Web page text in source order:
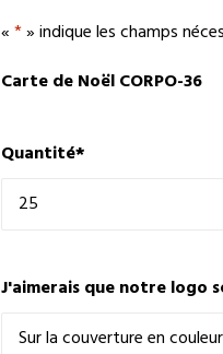
«*» indique les champs
Carte de Noël CORPO-36
Quantité*
J'aimerais que notre logo